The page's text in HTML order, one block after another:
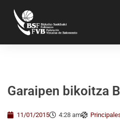
Garaipen bikoitza
11/01/2015 4:28 am